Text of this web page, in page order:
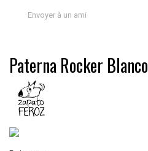
Envoyer à un ami
Paterna Rocker Blanco